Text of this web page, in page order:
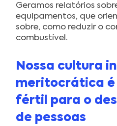
Geramos relatórios
equipamentos, que
sobre, como reduzir o
combustível.
Nossa cultura
meritocrática
fértil para o
de pessoas